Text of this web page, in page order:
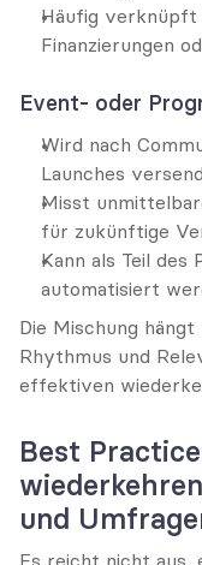
Häufig verknüpft
Finanzierungen
Event- oder
Wird nach
Launches
Misst
für zukünftige
Kann als Teil des
automatisiert
Die Mischung
Rhythmus und
effektiven
Best
und
Es reicht nicht aus,